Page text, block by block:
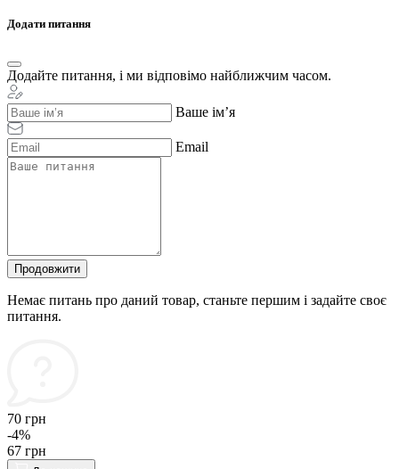
Додати питання
Додайте питання, і ми відповімо найближчим часом.
Ваше ім’я
Email
Продовжити
Немає питань про даний товар, станьте першим і задайте своє
питання.
70 грн
-4%
67 грн